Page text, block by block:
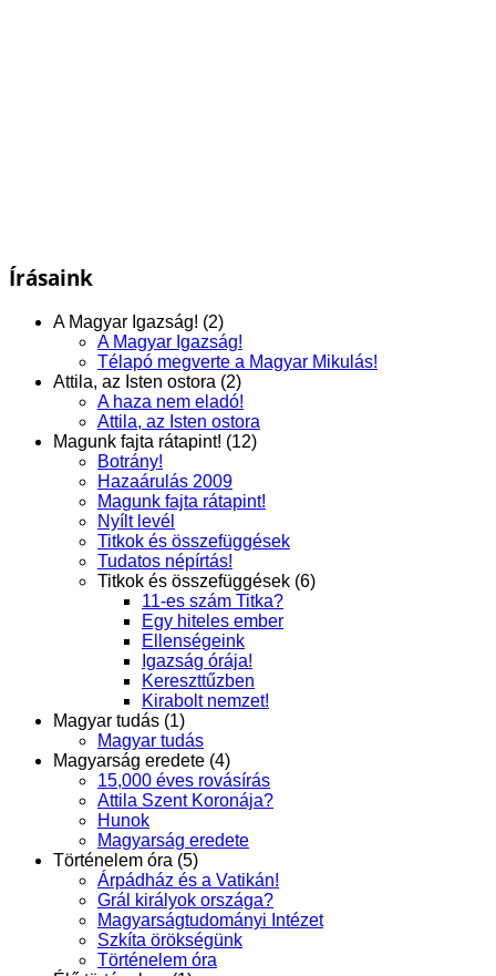
Írásaink
A Magyar Igazság! (2)
A Magyar Igazság!
Télapó megverte a Magyar Mikulás!
Attila, az Isten ostora (2)
A haza nem eladó!
Attila, az Isten ostora
Magunk fajta rátapint! (12)
Botrány!
Hazaárulás 2009
Magunk fajta rátapint!
Nyílt levél
Titkok és összefüggések
Tudatos népírtás!
Titkok és összefüggések (6)
11-es szám Titka?
Egy hiteles ember
Ellenségeink
Igazság órája!
Kereszttűzben
Kirabolt nemzet!
Magyar tudás (1)
Magyar tudás
Magyarság eredete (4)
15,000 éves rovásírás
Attila Szent Koronája?
Hunok
Magyarság eredete
Történelem óra (5)
Árpádház és a Vatikán!
Grál királyok országa?
Magyarságtudományi Intézet
Szkíta örökségünk
Történelem óra